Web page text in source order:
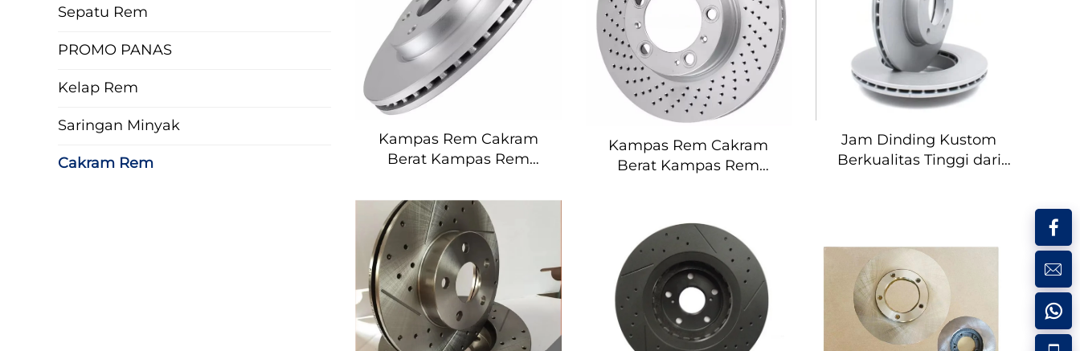
Sepatu Rem
PROMO PANAS
Kelap Rem
Saringan Minyak
Cakram Rem
Kampas Rem Cakram
Berat Kampas Rem
Kampas Rem Cakram
Berat Kampas Rem
Jam Dinding Kustom
Berkualitas Tinggi dari